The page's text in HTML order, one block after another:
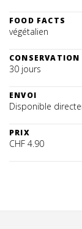
FOOD FACTS
végétalien
CONSERVATION
30 jours
ENVOI
Disponible
PRIX
CHF 4.90